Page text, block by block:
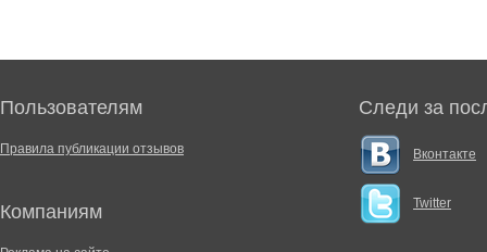
Пользователям
Правила публикации отзывов
Компаниям
Следи за
Вконтакте
Twitter